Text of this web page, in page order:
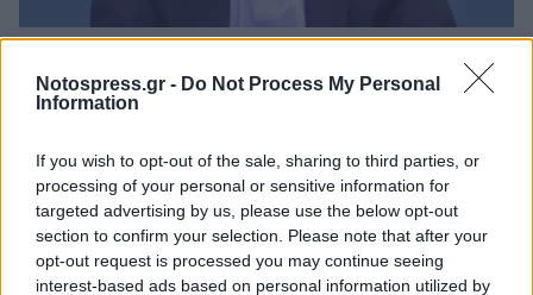
Notospress.gr - Do Not Process My Personal
Information
If you wish to opt-out of the sale, sharing to third parties, or
processing of your personal or sensitive information for
targeted advertising by us, please use the below opt-out
section to confirm your selection. Please note that after your
opt-out request is processed you may continue seeing
interest-based ads based on personal information utilized by
αλλά δεν μιλάει – Θα είναι υποψήφιος
δήμαρχος Ευρώτα;